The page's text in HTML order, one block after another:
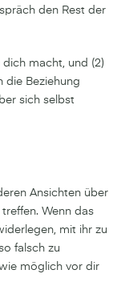
den Rest der
dich macht, und (2)
die Beziehung
sich selbst
Ansichten über
Wenn das
mit ihr zu
falsch zu
möglich vor dir